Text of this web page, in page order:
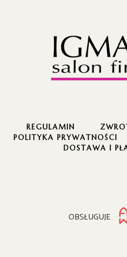
REGULAMIN
POLITYKA PRYWATNOŚCI
DOSTAWA I
OBSŁUGUJE